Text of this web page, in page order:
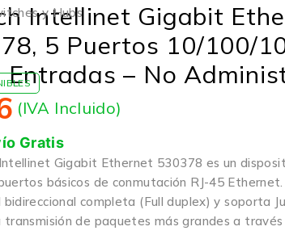
y Hubs
Intellinet Gigabit
5 Puertos 10/100/
Entradas – No
(IVA Incluido)
Gratis
Gigabit Ethernet 530378 es un
básicos de conmutación RJ-45
bidireccional completa (Full duplex) y soporta
de paquetes más grandes a través